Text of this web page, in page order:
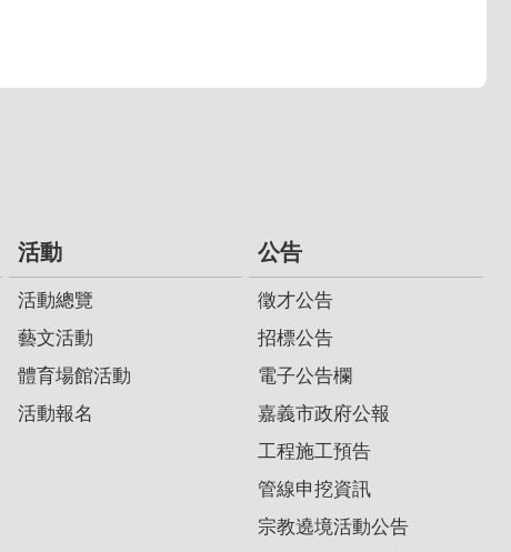
活動
活動總覽
藝文活動
體育場館活動
活動報名
公告
徵才公告
招標公告
電子公告欄
嘉義市政府公報
工程施工預告
管線申挖資訊
宗教遶境活動公告